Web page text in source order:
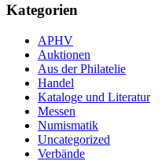
Kategorien
APHV
Auktionen
Aus der Philatelie
Handel
Kataloge und Literatur
Messen
Numismatik
Uncategorized
Verbände